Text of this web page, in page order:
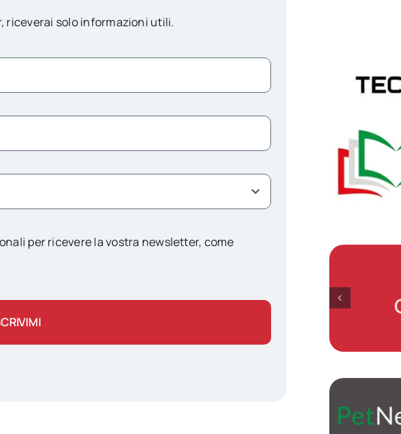
riceverai solo informazioni utili.
per ricevere la vostra newsletter, come